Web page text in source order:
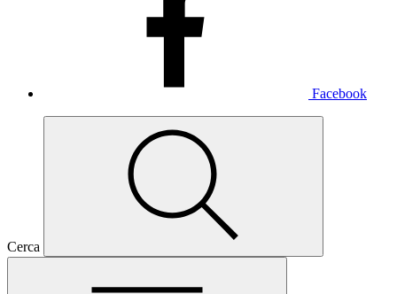
Facebook
Cerca